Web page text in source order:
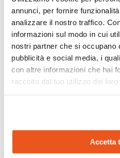
annunci, per fornire
analizzare il nostro traffico.
informazioni sul modo in cui
nostri partner che si occupano
pubblicità e social media, i
con altre informazioni che hai
raccolto dal tuo utilizzo dei loro
Accetta